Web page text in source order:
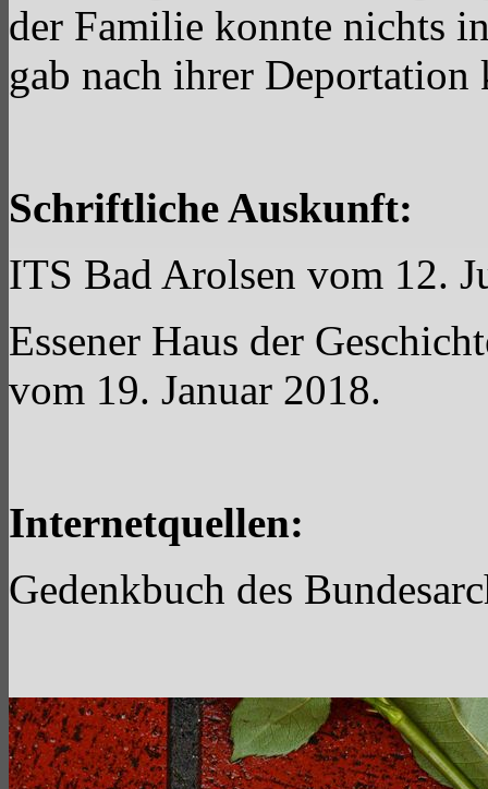
der Familie konnte nichts
gab nach ihrer Deportation
Schriftliche Auskunft:
ITS Bad Arolsen vom 12.
Essener Haus der
vom 19. Januar 2018.
Internetquellen:
Gedenkbuch des